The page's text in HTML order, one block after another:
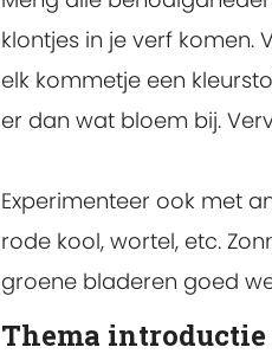
klontjes in je verf komen.
elk kommetje een
er dan wat bloem bij.
Experimenteer ook met
rode kool, wortel, etc.
groene bladeren goed
Thema